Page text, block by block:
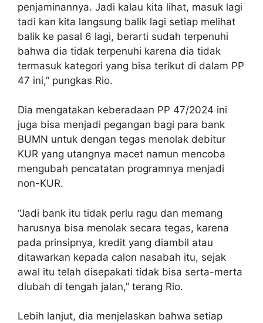
penjaminannya. Jadi kalau kita lihat, masuk lagi
tadi kan kita langsung balik lagi setiap melihat
balik ke pasal 6 lagi, berarti sudah terpenuhi
bahwa dia tidak terpenuhi karena dia tidak
termasuk kategori yang bisa terikut di dalam PP
47 ini,” pungkas Rio.
Dia mengatakan keberadaan PP 47/2024 ini
juga bisa menjadi pegangan bagi para bank
BUMN untuk dengan tegas menolak debitur
KUR yang utangnya macet namun mencoba
mengubah pencatatan programnya menjadi
non-KUR.
“Jadi bank itu tidak perlu ragu dan memang
harusnya bisa menolak secara tegas, karena
pada prinsipnya, kredit yang diambil atau
ditawarkan kepada calon nasabah itu, sejak
awal itu telah disepakati tidak bisa serta-merta
diubah di tengah jalan,” terang Rio.
Lebih lanjut, dia menjelaskan bahwa setiap